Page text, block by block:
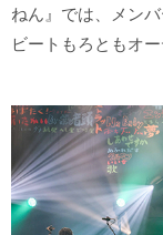
ねん』では、メン
ビートもろともオ